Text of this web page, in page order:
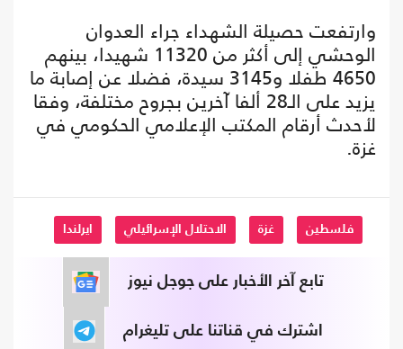
وارتفعت حصيلة الشهداء جراء العدوان
الوحشي إلى أكثر من 11320 شهيدا، بينهم
4650 طفلا و3145 سيدة، فضلا عن إصابة ما
يزيد على الـ28 ألفا آخرين بجروح مختلفة، وفقا
لأحدث أرقام المكتب الإعلامي الحكومي في
غزة.
فلسطين غزة الاحتلال الإسرائيلي ايرلندا
تابع آخر الأخبار على جوجل نيوز
اشترك في قناتنا على تليغرام